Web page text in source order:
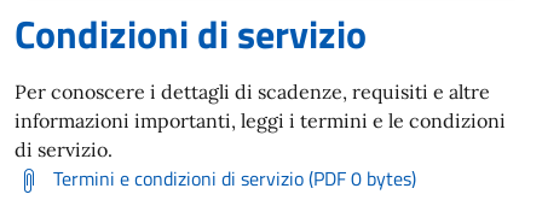
Condizioni di servizio
Per conoscere i dettagli di scadenze, requisiti e altre
informazioni importanti, leggi i termini e le condizioni
di servizio.
Termini e condizioni di servizio (PDF 0 bytes)